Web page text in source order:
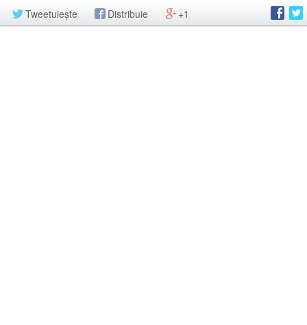
Tweetuiește Distribuie +1